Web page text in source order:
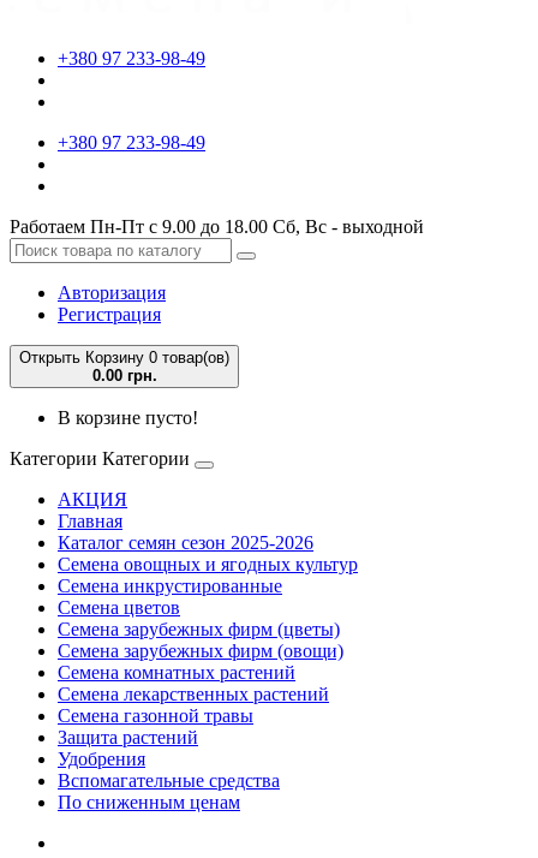
+380 97 233-98-49
+380 97 233-98-49
Работаем Пн-Пт с 9.00 до 18.00 Сб, Вс - выходной
Авторизация
Регистрация
Открыть Корзину 0 товар(ов)
0.00 грн.
В корзине пусто!
Категории Категории
АКЦИЯ
Главная
Каталог семян сезон 2025-2026
Семена овощных и ягодных культур
Семена инкрустированные
Семена цветов
Семена зарубежных фирм (цветы)
Семена зарубежных фирм (овощи)
Семена комнатных растений
Семена лекарственных растений
Семена газонной травы
Защита растений
Удобрения
Вспомагательные средства
По сниженным ценам